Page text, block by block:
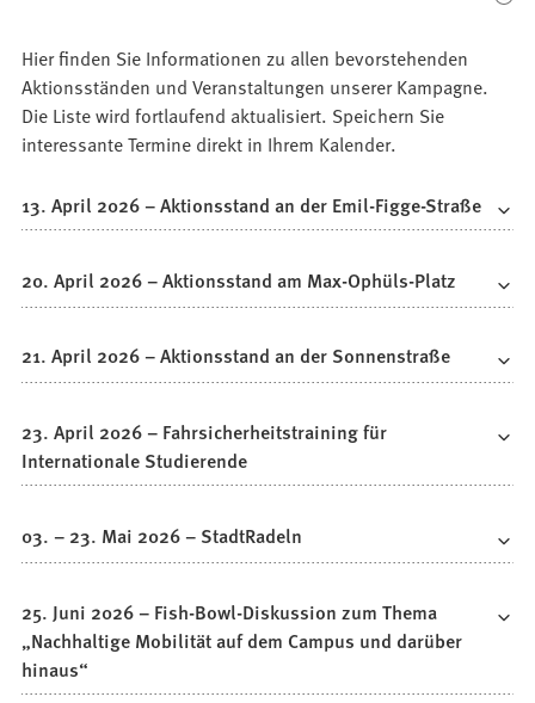
Hier finden Sie Informationen zu allen bevorstehenden
Aktionsständen und Veranstaltungen unserer Kampagne.
Die Liste wird fortlaufend aktualisiert. Speichern Sie
interessante Termine direkt in Ihrem Kalender.
13. April 2026 – Aktionsstand an der Emil-Figge-Straße
20. April 2026 – Aktionsstand am Max-Ophüls-Platz
21. April 2026 – Aktionsstand an der Sonnenstraße
23. April 2026 – Fahrsicherheitstraining für
Internationale Studierende
03. – 23. Mai 2026 – StadtRadeln
25. Juni 2026 – Fish-Bowl-Diskussion zum Thema
„Nachhaltige Mobilität auf dem Campus und darüber
hinaus“